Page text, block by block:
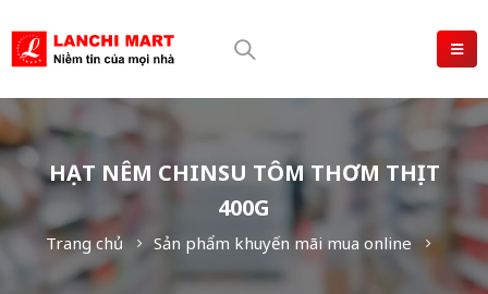
HẠT NÊM CHINSU TÔM THƠM THỊT
400G
Trang chủ Sản phẩm khuyến mãi mua online